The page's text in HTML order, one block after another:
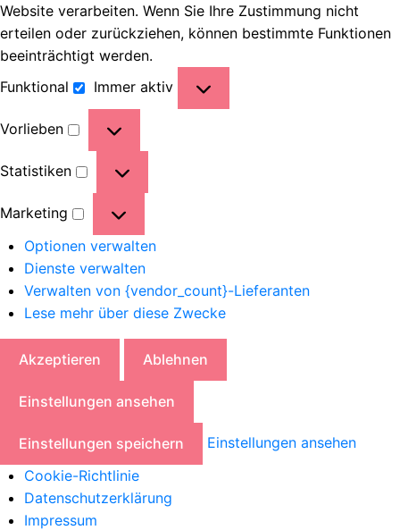
Website verarbeiten. Wenn Sie Ihre Zustimmung nicht
erteilen oder zurückziehen, können bestimmte Funktionen
beeinträchtigt werden.
Funktional
Immer aktiv
Vorlieben
Statistiken
Marketing
Optionen verwalten
Dienste verwalten
Verwalten von {vendor_count}-Lieferanten
Lese mehr über diese Zwecke
Akzeptieren Ablehnen
Einstellungen ansehen
Einstellungen speichern
Einstellungen ansehen
Cookie-Richtlinie
Datenschutzerklärung
Impressum